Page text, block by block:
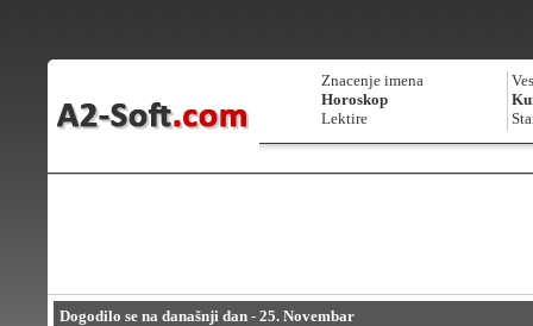
Znacenje imena
Horoskop
Lektire
Dogodilo se na današnji dan - 25. Novembar